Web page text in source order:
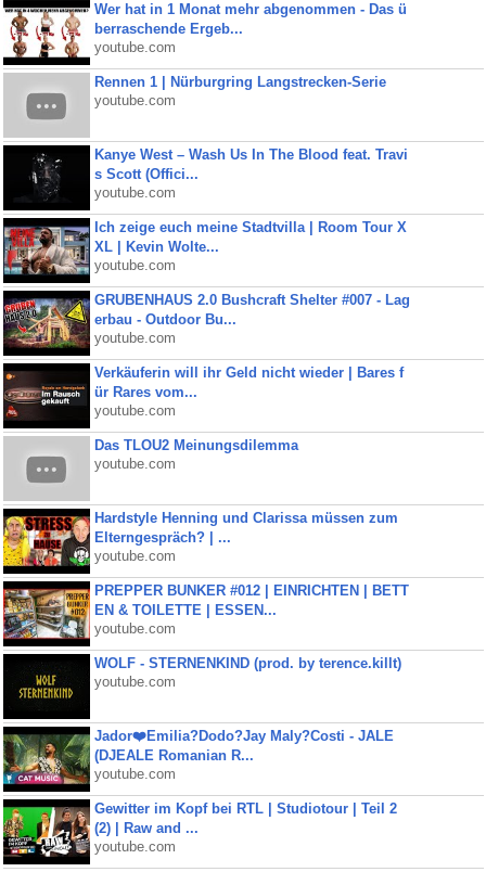
Wer hat in 1 Monat mehr abgenommen - Das ü
berraschende Ergeb...
youtube.com
Rennen 1 | Nürburgring Langstrecken-Serie
youtube.com
Kanye West – Wash Us In The Blood feat. Travi
s Scott (Offici...
youtube.com
Ich zeige euch meine Stadtvilla | Room Tour X
XL | Kevin Wolte...
youtube.com
GRUBENHAUS 2.0 Bushcraft Shelter #007 - Lag
erbau - Outdoor Bu...
youtube.com
Verkäuferin will ihr Geld nicht wieder | Bares f
ür Rares vom...
youtube.com
Das TLOU2 Meinungsdilemma
youtube.com
Hardstyle Henning und Clarissa müssen zum
Elterngespräch? | ...
youtube.com
PREPPER BUNKER #012 | EINRICHTEN | BETT
EN & TOILETTE | ESSEN...
youtube.com
WOLF - STERNENKIND (prod. by terence.killt)
youtube.com
Jador❤️Emilia?Dodo?Jay Maly?Costi - JALE
(DJEALE Romanian R...
youtube.com
Gewitter im Kopf bei RTL | Studiotour | Teil 2
(2) | Raw and ...
youtube.com